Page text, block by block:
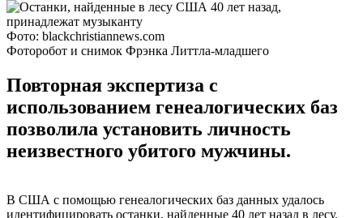
Фото: blackchristiannews.com
Фоторобот и снимок Фрэнка Литтла-младшего
Повторная экспертиза с
использованием генеалогических баз
позволила установить личность
неизвестного убитого мужчины.
В США с помощью генеалогических баз данных удалось
идентифицировать останки, найденные 40 лет назад в лесу.